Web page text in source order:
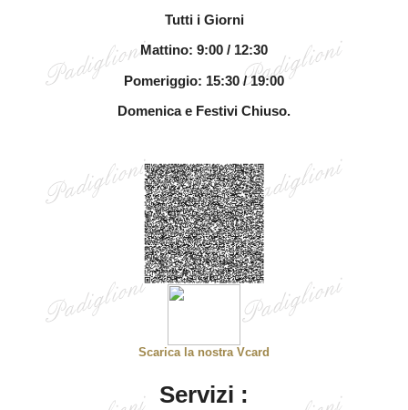
Tutti i Giorni
Mattino: 9:00 / 12:30
Pomeriggio: 15:30 / 19:00
Domenica e Festivi Chiuso.
Scarica la nostra Vcard
Servizi :